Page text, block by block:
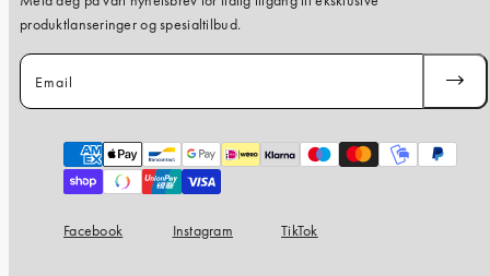
produktlanseringer og spesialtilbud.
Email
Payment
methods
Facebook Instagram TikTok